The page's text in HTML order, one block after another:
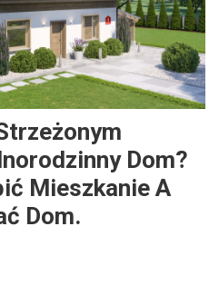
Dom?
Mieszkanie A
Dom.